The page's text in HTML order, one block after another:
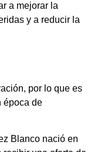
a mejorar la
y a reducir la
por lo que es
época de
Blanco nació en